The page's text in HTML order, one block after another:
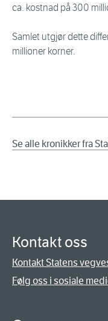
ca. kostnad på 300
Samlet utgjør dette
millioner korner.
Se alle kronikker fra
Kontakt oss
Kontakt Statens
Følg oss i sosiale